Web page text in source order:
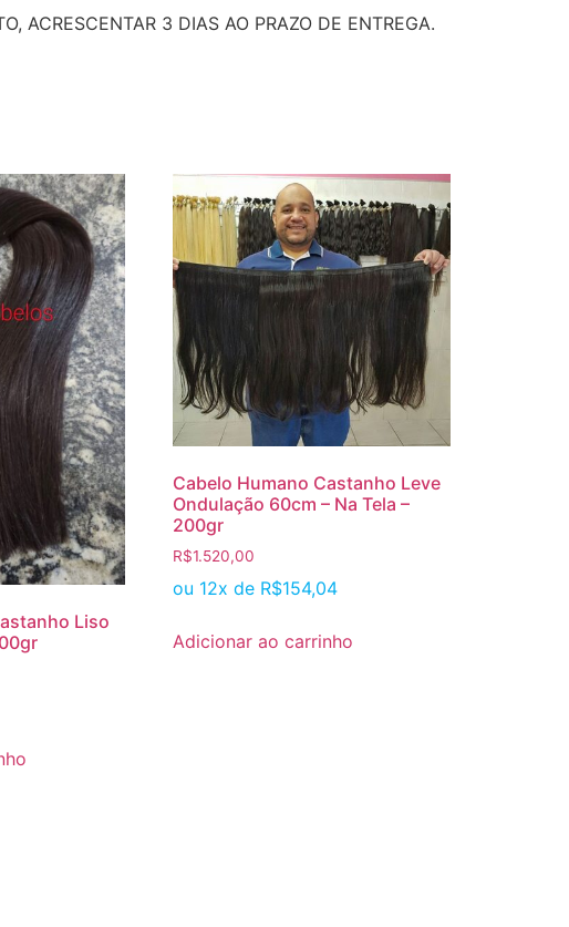
ACRESCENTAR 3 DIAS AO PRAZO DE ENTREGA.
Liso
Cabelo Humano Castanho Leve
Ondulação 60cm – Na Tela –
200gr
R$1.520,00
ou 12x de R$154,04
Adicionar ao carrinho